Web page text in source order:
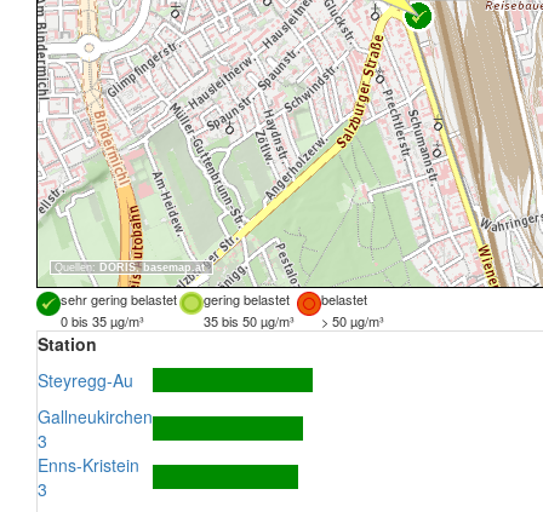
Quellen: DORIS, basemap.at
sehr gering belastet gering belastet
belastet
0 bis 35 µg/m³
35 bis 50 µg/m³ > 50 µg/m³
Station
Steyregg-Au
Gallneukirchen
3
Enns-Kristein
3